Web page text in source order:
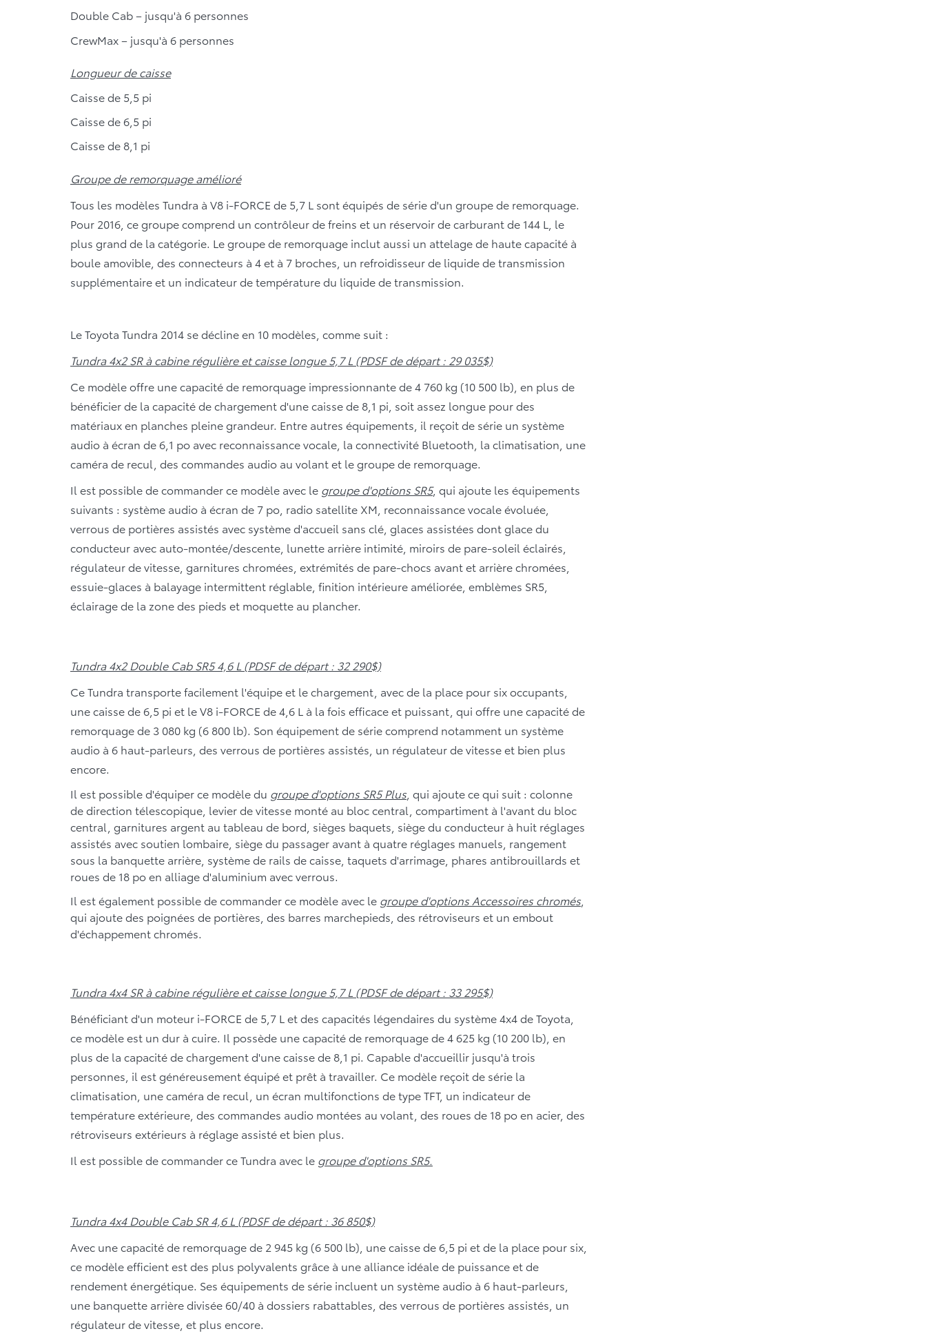
Double Cab – jusqu'à 6 personnes
CrewMax – jusqu'à 6 personnes
Longueur de caisse
Caisse de 5,5 pi
Caisse de 6,5 pi
Caisse de 8,1 pi
Groupe de remorquage amélioré
Tous les modèles Tundra à V8 i-FORCE de 5,7 L sont équipés de série d'un groupe de remorquage.
Pour 2016, ce groupe comprend un contrôleur de freins et un réservoir de carburant de 144 L, le
plus grand de la catégorie. Le groupe de remorquage inclut aussi un attelage de haute capacité à
boule amovible, des connecteurs à 4 et à 7 broches, un refroidisseur de liquide de transmission
supplémentaire et un indicateur de température du liquide de transmission.
Le Toyota Tundra 2014 se décline en 10 modèles, comme suit :
Tundra 4x2 SR à cabine régulière et caisse longue 5,7 L (PDSF de départ : 29 035$)
Ce modèle offre une capacité de remorquage impressionnante de 4 760 kg (10 500 lb), en plus de
bénéficier de la capacité de chargement d'une caisse de 8,1 pi, soit assez longue pour des
matériaux en planches pleine grandeur. Entre autres équipements, il reçoit de série un système
audio à écran de 6,1 po avec reconnaissance vocale, la connectivité Bluetooth, la climatisation, une
caméra de recul, des commandes audio au volant et le groupe de remorquage.
Il est possible de commander ce modèle avec le groupe d'options SR5, qui ajoute les équipements
suivants : système audio à écran de 7 po, radio satellite XM, reconnaissance vocale évoluée,
verrous de portières assistés avec système d'accueil sans clé, glaces assistées dont glace du
conducteur avec auto-montée/descente, lunette arrière intimité, miroirs de pare-soleil éclairés,
régulateur de vitesse, garnitures chromées, extrémités de pare-chocs avant et arrière chromées,
essuie-glaces à balayage intermittent réglable, finition intérieure améliorée, emblèmes SR5,
éclairage de la zone des pieds et moquette au plancher.
Tundra 4x2 Double Cab SR5 4,6 L (PDSF de départ : 32 290$)
Ce Tundra transporte facilement l'équipe et le chargement, avec de la place pour six occupants,
une caisse de 6,5 pi et le V8 i-FORCE de 4,6 L à la fois efficace et puissant, qui offre une capacité de
remorquage de 3 080 kg (6 800 lb). Son équipement de série comprend notamment un système
audio à 6 haut-parleurs, des verrous de portières assistés, un régulateur de vitesse et bien plus
encore.
Il est possible d'équiper ce modèle du groupe d'options SR5 Plus, qui ajoute ce qui suit : colonne
de direction télescopique, levier de vitesse monté au bloc central, compartiment à l'avant du bloc
central, garnitures argent au tableau de bord, sièges baquets, siège du conducteur à huit réglages
assistés avec soutien lombaire, siège du passager avant à quatre réglages manuels, rangement
sous la banquette arrière, système de rails de caisse, taquets d'arrimage, phares antibrouillards et
roues de 18 po en alliage d'aluminium avec verrous.
Il est également possible de commander ce modèle avec le groupe d'options Accessoires chromés,
qui ajoute des poignées de portières, des barres marchepieds, des rétroviseurs et un embout
d'échappement chromés.
Tundra 4x4 SR à cabine régulière et caisse longue 5,7 L (PDSF de départ : 33 295$)
Bénéficiant d'un moteur i-FORCE de 5,7 L et des capacités légendaires du système 4x4 de Toyota,
ce modèle est un dur à cuire. Il possède une capacité de remorquage de 4 625 kg (10 200 lb), en
plus de la capacité de chargement d'une caisse de 8,1 pi. Capable d'accueillir jusqu'à trois
personnes, il est généreusement équipé et prêt à travailler. Ce modèle reçoit de série la
climatisation, une caméra de recul, un écran multifonctions de type TFT, un indicateur de
température extérieure, des commandes audio montées au volant, des roues de 18 po en acier, des
rétroviseurs extérieurs à réglage assisté et bien plus.
Il est possible de commander ce Tundra avec le groupe d'options SR5.
Tundra 4x4 Double Cab SR 4,6 L (PDSF de départ : 36 850$)
Avec une capacité de remorquage de 2 945 kg (6 500 lb), une caisse de 6,5 pi et de la place pour six,
ce modèle efficient est des plus polyvalents grâce à une alliance idéale de puissance et de
rendement énergétique. Ses équipements de série incluent un système audio à 6 haut-parleurs,
une banquette arrière divisée 60/40 à dossiers rabattables, des verrous de portières assistés, un
régulateur de vitesse, et plus encore.